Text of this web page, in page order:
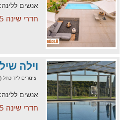
אנשים ללינה:
חדרי שינה 5, חדרי רחצה 3, בריכה
וילה
צימרים ליד כחל
אנשים ללינה:
חדרי שינה 5, חדרי רחצה 5, בריכה